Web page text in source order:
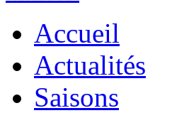
Accueil
Actualités
Saisons